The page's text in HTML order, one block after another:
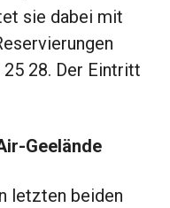
sie dabei mit
28. Der Eintritt
Geelände
letzten beiden